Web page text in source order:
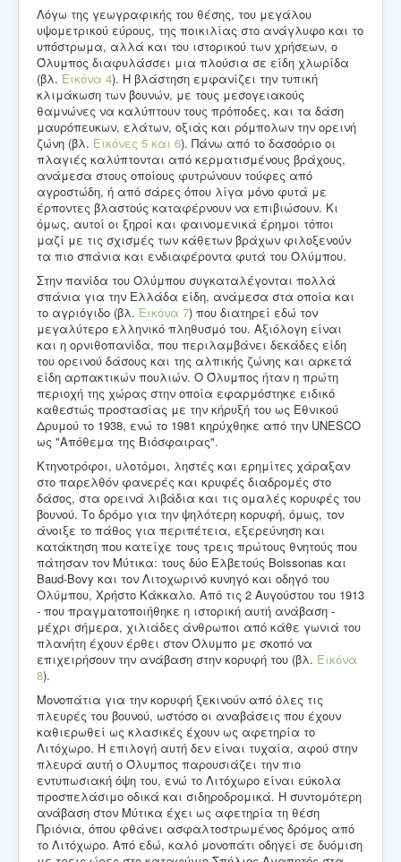
Λόγω της γεωγραφικής του θέσης, του μεγάλου
υψομετρικού εύρους, της ποικιλίας στο ανάγλυφο και το
υπόστρωμα, αλλά και του ιστορικού των χρήσεων, ο
Όλυμπος διαφυλάσσει μια πλούσια σε είδη χλωρίδα
(βλ. Εικόνα 4). Η βλάστηση εμφανίζει την τυπική
κλιμάκωση των βουνών, με τους μεσογειακούς
θαμνώνες να καλύπτουν τους πρόποδες, και τα δάση
μαυρόπευκων, ελάτων, οξιάς και ρόμπολων την ορεινή
ζώνη (βλ. Εικόνες 5 και 6). Πάνω από το δασοόριο οι
πλαγιές καλύπτονται από κερματισμένους βράχους,
ανάμεσα στους οποίους φυτρώνουν τούφες από
αγροστώδη, ή από σάρες όπου λίγα μόνο φυτά με
έρποντες βλαστούς καταφέρνουν να επιβιώσουν. Κι
όμως, αυτοί οι ξηροί και φαινομενικά έρημοι τόποι
μαζί με τις σχισμές των κάθετων βράχων φιλοξενούν
τα πιο σπάνια και ενδιαφέροντα φυτά του Ολύμπου.
Στην πανίδα του Ολύμπου συγκαταλέγονται πολλά
σπάνια για την Ελλάδα είδη, ανάμεσα στα οποία και
το αγριόγιδο (βλ. Εικόνα 7) που διατηρεί εδώ τον
μεγαλύτερο ελληνικό πληθυσμό του. Αξιόλογη είναι
και η ορνιθοπανίδα, που περιλαμβάνει δεκάδες είδη
του ορεινού δάσους και της αλπικής ζώνης και αρκετά
είδη αρπακτικών πουλιών. Ο Όλυμπος ήταν η πρώτη
περιοχή της χώρας στην οποία εφαρμόστηκε ειδικό
καθεστώς προστασίας με την κήρυξή του ως Εθνικού
Δρυμού το 1938, ενώ το 1981 κηρύχθηκε από την UNESCO
ως "Απόθεμα της Βιόσφαιρας".
Κτηνοτρόφοι, υλοτόμοι, ληστές και ερημίτες χάραξαν
στο παρελθόν φανερές και κρυφές διαδρομές στο
δάσος, στα ορεινά λιβάδια και τις ομαλές κορυφές του
βουνού. Το δρόμο για την ψηλότερη κορυφή, όμως, τον
άνοιξε το πάθος για περιπέτεια, εξερεύνηση και
κατάκτηση που κατείχε τους τρεις πρώτους θνητούς που
πάτησαν τον Μύτικα: τους δύο Ελβετούς Boissonas και
Baud-Bovy και τον Λιτοχωρινό κυνηγό και οδηγό του
Ολύμπου, Χρήστο Κάκκαλο. Από τις 2 Αυγούστου του 1913
- που πραγματοποιήθηκε η ιστορική αυτή ανάβαση -
μέχρι σήμερα, χιλιάδες άνθρωποι από κάθε γωνιά του
πλανήτη έχουν έρθει στον Όλυμπο με σκοπό να
επιχειρήσουν την ανάβαση στην κορυφή του (βλ. Εικόνα
8).
Μονοπάτια για την κορυφή ξεκινούν από όλες τις
πλευρές του βουνού, ωστόσο οι αναβάσεις που έχουν
καθιερωθεί ως κλασικές έχουν ως αφετηρία το
Λιτόχωρο. Η επιλογή αυτή δεν είναι τυχαία, αφού στην
πλευρά αυτή ο Όλυμπος παρουσιάζει την πιο
εντυπωσιακή όψη του, ενώ το Λιτόχωρο είναι εύκολα
προσπελάσιμο οδικά και σιδηροδρομικά. Η συντομότερη
ανάβαση στον Μύτικα έχει ως αφετηρία τη θέση
Πριόνια, όπου φθάνει ασφαλτοστρωμένος δρόμος από
το Λιτόχωρο. Από εδώ, καλό μονοπάτι οδηγεί σε δυόμιση